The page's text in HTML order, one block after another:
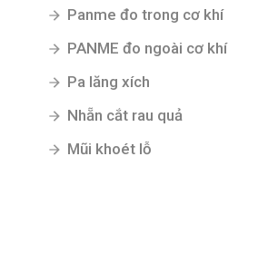
Panme đo trong cơ khí
PANME đo ngoài cơ khí
Pa lăng xích
Nhẵn cắt rau quả
Mũi khoét lỗ